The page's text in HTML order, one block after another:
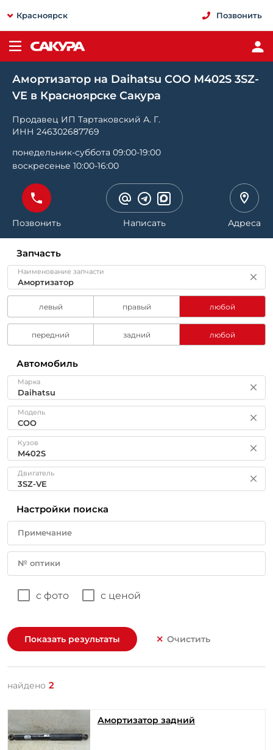
Красноярск Позвонить
Амортизатор на Daihatsu COO M402S 3SZ-
VE в Красноярске Сакура
Продавец ИП Тартаковский А. Г.
ИНН 246302687769
понедельник-суббота 09:00-19:00
воскресенье 10:00-16:00
Позвонить Написать Адреса
Запчасть
Наименование запчасти
левый правый любой
передний задний любой
Автомобиль
Марка
Модель
Кузов
Двигатель
Настройки поиска
Примечание
№ оптики
с фото с ценой
Показать результаты Очистить
найдено 2
Амортизатор задний